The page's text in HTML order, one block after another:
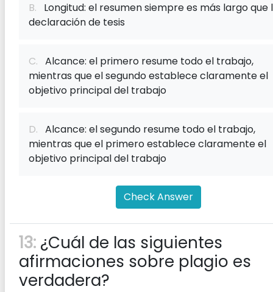
B. Longitud: el resumen siempre es más largo que
declaración de tesis
C. Alcance: el primero resume todo el trabajo,
mientras que el segundo establece claramente el
objetivo principal del trabajo
D. Alcance: el segundo resume todo el trabajo,
mientras que el primero establece claramente el
objetivo principal del trabajo
Check Answer
13: ¿Cuál de las siguientes
afirmaciones sobre plagio es
verdadera?